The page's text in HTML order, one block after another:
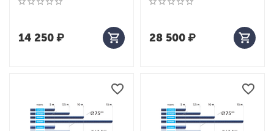
14 250₽ 28 500₽